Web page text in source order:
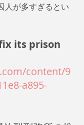
人が多すぎるとい
its prison
content/9
a895-